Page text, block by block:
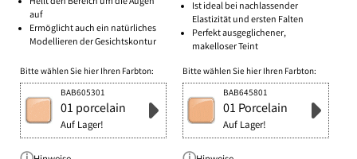
auf
Ermöglicht auch ein natürliches
Modellieren der Gesichtskontur
Bitte wählen Sie hier Ihren Farbton:
BAB605301
01 porcelain
Auf Lager!
Ist ideal bei nachlassender
Elastizität und ersten Falten
Perfekt ausgeglichener,
makelloser Teint
Bitte wählen Sie hier Ihren Farbton:
BAB645801
01 Porcelain
Auf Lager!